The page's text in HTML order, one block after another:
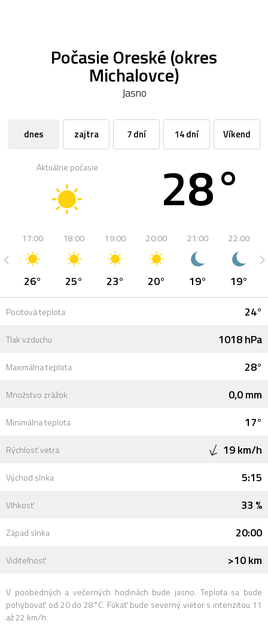
Počasie Oreské (okres
Michalovce)
Jasno
dnes zajtra 7 dní 14 dní Víkend
Aktuálne počasie 28°
17:00
26°
18:00
25°
19:00
23°
20:00
20°
21:00
19°
22:00
19°
Pocitová teplota 24°
Tlak vzduchu 1018 hPa
Maximálna teplota 28°
Množstvo zrážok 0,0 mm
Minimálna teplota 17°
Rýchlosť vetra 19 km/h
Východ slnka 5:15
Vlhkosť 33 %
Západ slnka 20:00
Viditeľnosť >10 km
V poobedných a večerných hodinách bude jasno. Teplota sa bude
pohybovať od 20 do 28°C. Fúkať bude severný vietor s intenzitou 11
až 22 km/h.